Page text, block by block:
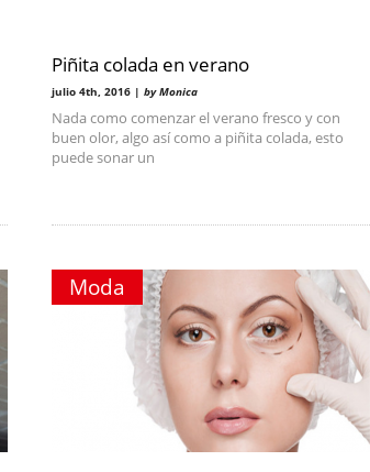
Piñita colada en verano
julio 4th, 2016 | by Monica
Nada como comenzar el verano fresco y con
buen olor, algo así como a piñita colada, esto
puede sonar un
Moda